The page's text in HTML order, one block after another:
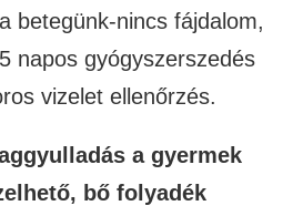
betegünk-nincs fájdalom,
napos gyógyszerszedés
vizelet ellenőrzés.
a gyermek
bő folyadék